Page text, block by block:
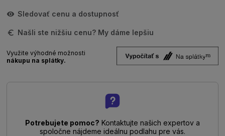
Sledovať cenu a dostupnosť
Našli ste nižšiu cenu? My dáme lepšiu
Využite výhodné možnosti
nákupu na splátky.
Potrebujete pomoc? Kontaktujte našich expertov a
spoločne nájdeme ideálnu podlahu pre vás.